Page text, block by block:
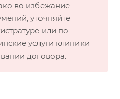
во избежание
уточняйте
или по
услуги клиники
договора.